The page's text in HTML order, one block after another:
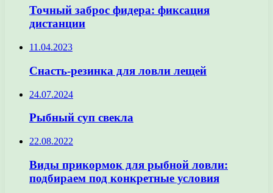
Точный заброс фидера: фиксация
дистанции
11.04.2023
Снасть-резинка для ловли лещей
24.07.2024
Рыбный суп свекла
22.08.2022
Виды прикормок для рыбной ловли:
подбираем под конкретные условия